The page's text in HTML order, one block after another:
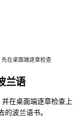
先在桌面端逐章检查
兰语
在桌面端逐章检查上
波兰语书。